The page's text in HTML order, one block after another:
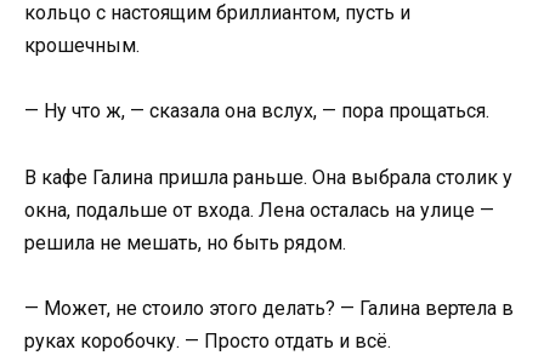
кольцо с настоящим бриллиантом, пусть и
крошечным.
— Ну что ж, — сказала она вслух, — пора прощаться.
В кафе Галина пришла раньше. Она выбрала столик у
окна, подальше от входа. Лена осталась на улице —
решила не мешать, но быть рядом.
— Может, не стоило этого делать? — Галина вертела в
руках коробочку. — Просто отдать и всё.